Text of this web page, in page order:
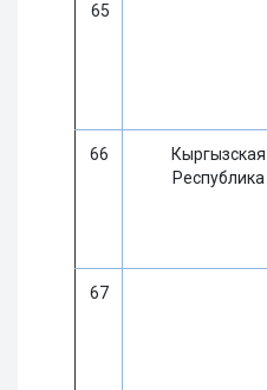
65
66
Кыргызская
Республика
67